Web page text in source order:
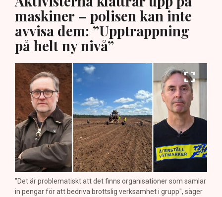
maskiner – polisen kan inte
avvisa dem: ”Upptrappning
på helt ny nivå”
"Det är problematiskt att det finns organisationer som samlar
in pengar för att bedriva brottslig verksamhet i grupp", säger